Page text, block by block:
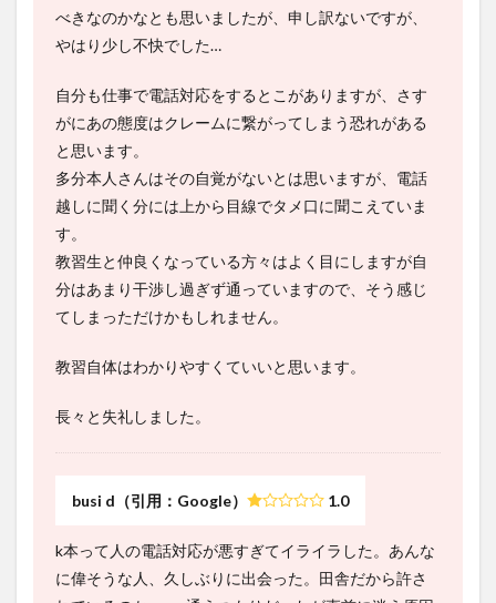
べきなのかなとも思いましたが、申し訳ないですが、
やはり少し不快でした…
自分も仕事で電話対応をするとこがありますが、さす
がにあの態度はクレームに繋がってしまう恐れがある
と思います。
多分本人さんはその自覚がないとは思いますが、電話
越しに聞く分には上から目線でタメ口に聞こえていま
す。
教習生と仲良くなっている方々はよく目にしますが自
分はあまり干渉し過ぎず通っていますので、そう感じ
てしまっただけかもしれません。
教習自体はわかりやすくていいと思います。
長々と失礼しました。
busi d（引用：Google） 1.0
k本って人の電話対応が悪すぎてイライラした。あんな
に偉そうな人、久しぶりに出会った。田舎だから許さ